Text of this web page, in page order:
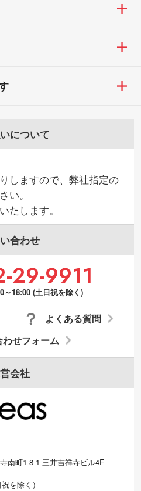
について
しますので、弊社指定の
い。
たします。
合わせ
29-9911
～18:00 (土日祝を除く)
わせフォーム
よくある質問
会社
南町1-8-1 三井吉祥寺ビル4F
を除く）